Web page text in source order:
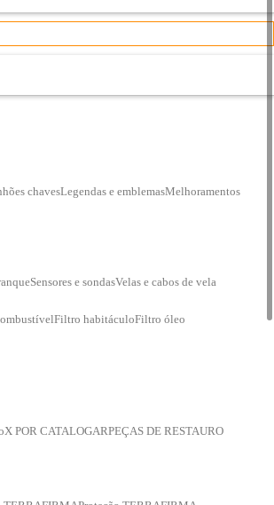
chavesLegendas e emblemasMelhoramentos
Sensores e sondasVelas e cabos de vela
Filtro habitáculoFiltro óleo
X POR CATALOGARPEÇAS DE RESTAURO